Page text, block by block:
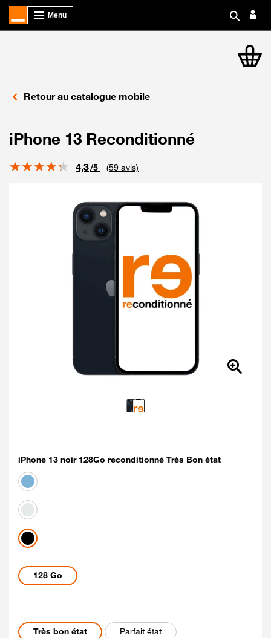
Retour au catalogue mobile
iPhone 13 Reconditionné
Note
4,3/5 (59 avis)
iPhone 13 noir 128Go reconditionné Très Bon état
Coloris disponibles
bleu
Blanc
noir
Capacités disponibles
128 Go
Etat du mobile Reconditionné
Très bon état Parfait état